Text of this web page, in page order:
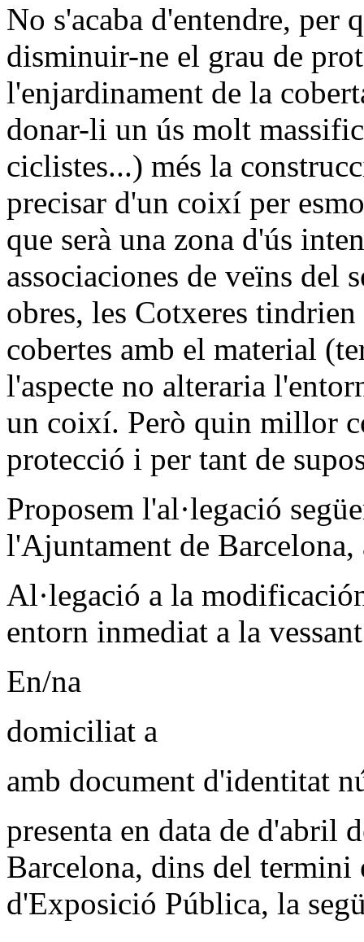
No s'acaba d'entendre, per
disminuir-ne el grau de
l'enjardinament de la
donar-li un ús molt
ciclistes...) més la
precisar d'un coixí per
que serà una zona d'ús
associaciones de veïns del
obres, les Cotxeres
cobertes amb el material
l'aspecte no alteraria
un coixí. Però quin millor
protecció i per tant de
Proposem l'al·legació
l'Ajuntament de
Al·legació a la
entorn inmediat a la
En/na
domiciliat a
amb document d'identitat
presenta en data de d'abril
Barcelona, dins del termini
d'Exposició Pública, la